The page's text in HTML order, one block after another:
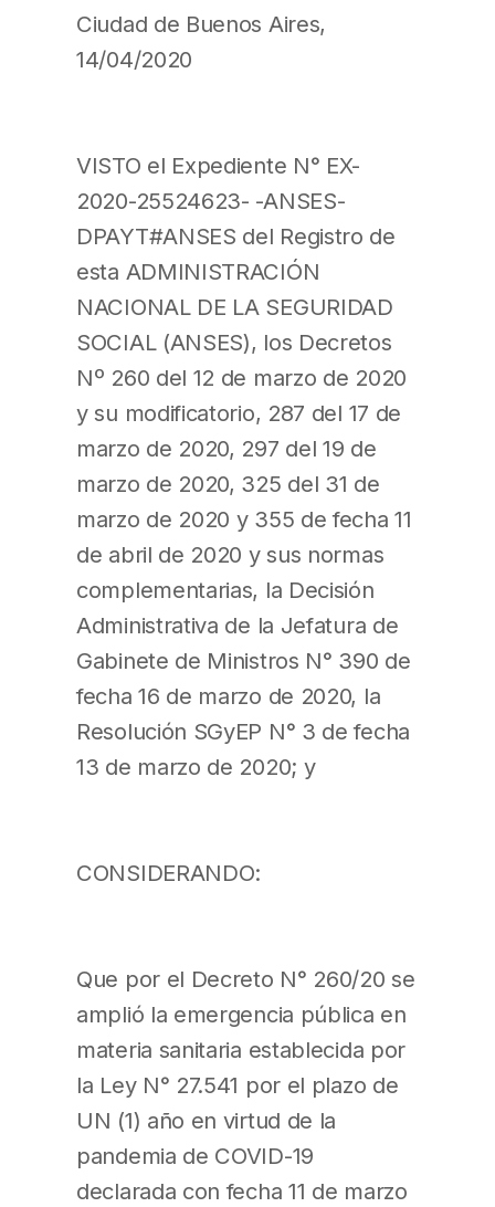
Ciudad de Buenos Aires,
14/04/2020
VISTO el Expediente N° EX-
2020-25524623- -ANSES-
DPAYT#ANSES del Registro de
esta ADMINISTRACIÓN
NACIONAL DE LA SEGURIDAD
SOCIAL (ANSES), los Decretos
Nº 260 del 12 de marzo de 2020
y su modificatorio, 287 del 17 de
marzo de 2020, 297 del 19 de
marzo de 2020, 325 del 31 de
marzo de 2020 y 355 de fecha 11
de abril de 2020 y sus normas
complementarias, la Decisión
Administrativa de la Jefatura de
Gabinete de Ministros N° 390 de
fecha 16 de marzo de 2020, la
Resolución SGyEP N° 3 de fecha
13 de marzo de 2020; y
CONSIDERANDO:
Que por el Decreto N° 260/20 se
amplió la emergencia pública en
materia sanitaria establecida por
la Ley N° 27.541 por el plazo de
UN (1) año en virtud de la
pandemia de COVID-19
declarada con fecha 11 de marzo